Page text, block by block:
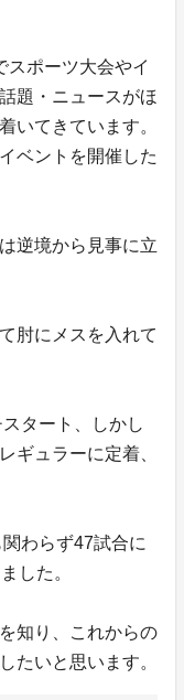
スポーツ大会やイ
題・ニュースがほ
いてきています。
ベントを開催した
逆境から見事に立
肘にメスを入れて
タート、しかし
ギュラーに定着、
わらず47試合に
した。
知り、これからの
たいと思います。